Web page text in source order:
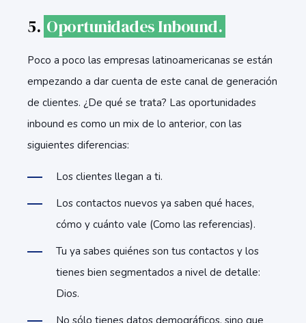
5. Oportunidades Inbound.
Poco a poco las empresas latinoamericanas se están
empezando a dar cuenta de este canal de generación
de clientes. ¿De qué se trata? Las oportunidades
inbound es como un mix de lo anterior, con las
siguientes diferencias:
Los clientes llegan a ti.
Los contactos nuevos ya saben qué haces,
cómo y cuánto vale (Como las referencias).
Tu ya sabes quiénes son tus contactos y los
tienes bien segmentados a nivel de detalle:
Dios.
No sólo tienes datos demográficos, sino que